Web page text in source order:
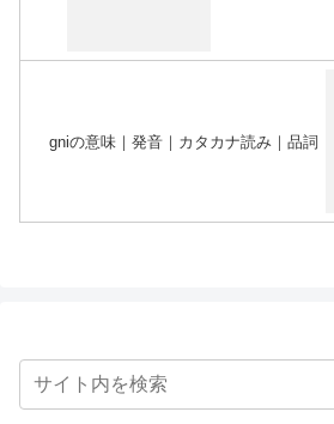
gniの意味｜発音｜カタカナ読み｜品詞